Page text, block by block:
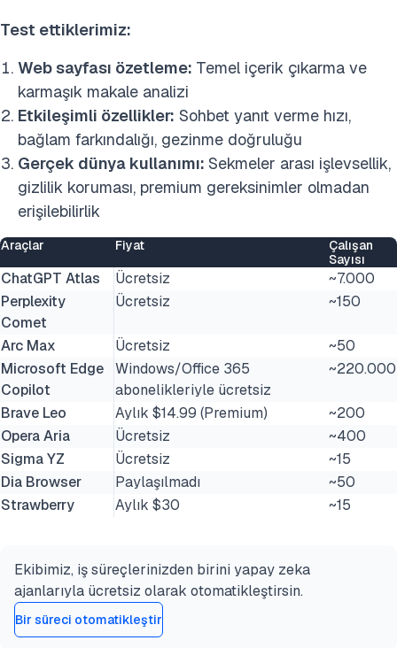
Test ettiklerimiz:
Web sayfası özetleme: Temel içerik çıkarma ve
karmaşık makale analizi
Etkileşimli özellikler: Sohbet yanıt verme hızı,
bağlam farkındalığı, gezinme doğruluğu
Gerçek dünya kullanımı: Sekmeler arası işlevsellik,
gizlilik koruması, premium gereksinimler olmadan
erişilebilirlik
Araçlar Fiyat
Çalışan
Sayısı
ChatGPT Atlas Ücretsiz
~7.000
Perplexity
Comet
Ücretsiz ~150
Arc Max Ücretsiz
~50
Microsoft Edge
Copilot
Windows/Office 365
abonelikleriyle ücretsiz
~220.000
Brave Leo Aylık $14.99 (Premium)
~200
Opera Aria
Ücretsiz
~400
Sigma YZ
Ücretsiz
~15
Dia Browser
Paylaşılmadı
~50
Strawberry
Aylık $30 ~15
Ekibimiz, iş süreçlerinizden birini yapay zeka
ajanlarıyla ücretsiz olarak otomatikleştirsin.
Bir süreci otomatikleştir